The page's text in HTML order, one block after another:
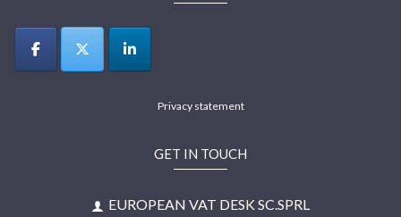
Privacy statement
GET IN TOUCH
EUROPEAN VAT DESK SC.SPRL